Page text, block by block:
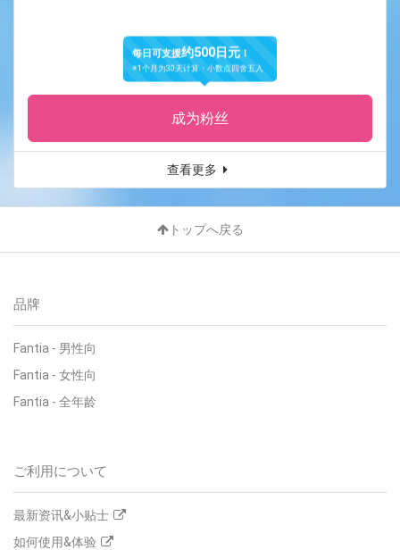
每日可支援约500日元 ！
※1个月为30天计算・小数点四舍五入
成为粉丝
查看更多
トップへ戻る
品牌
Fantia - 男性向
Fantia - 女性向
Fantia - 全年龄
ご利用について
最新资讯&小贴士
如何使用&体验